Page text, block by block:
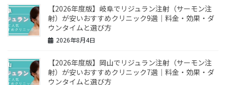
【2026年度版】岐阜でリジュラン注射（サーモン注
射）が安いおすすめクリニック9選｜料金・効果・ダ
ウンタイムと選び方
2026年8月4日
【2026年度版】岡山でリジュラン注射（サーモン注
射）が安いおすすめクリニック7選｜料金・効果・ダ
ウンタイムと選び方